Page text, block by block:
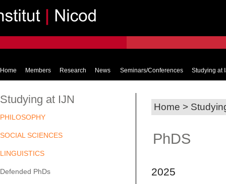
Home Members Research News Seminars/Conferences Studying at
Home >
PhDS
2025
Studying at IJN
PHILOSOPHY
SOCIAL SCIENCES
LINGUISTICS
Defended PhDs